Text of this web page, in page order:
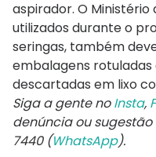
aspirador. O
utilizados durante o
seringas, também
embalagens rotuladas
descartadas em lixo
Siga a gente noInsta,
denúncia ou
7440 (WhatsApp).